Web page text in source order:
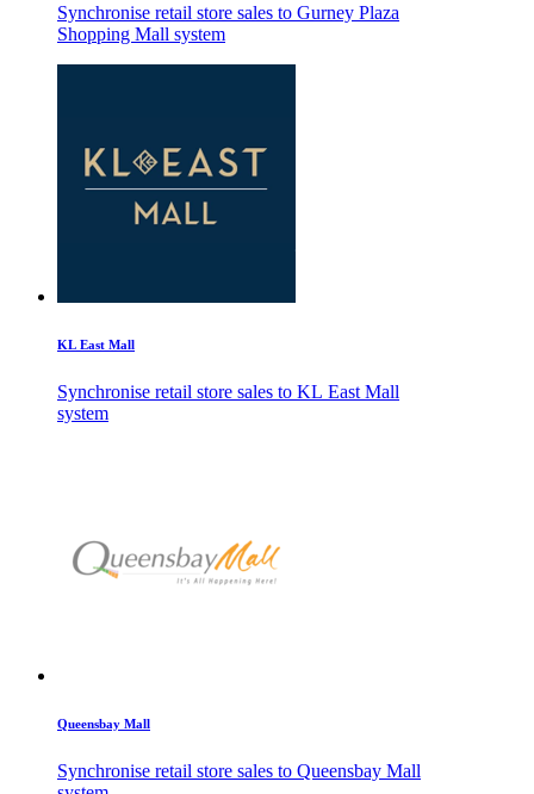
Synchronise retail store sales to Gurney Plaza
Shopping Mall system
KL East Mall
Synchronise retail store sales to KL East Mall
system
Queensbay Mall
Synchronise retail store sales to Queensbay Mall